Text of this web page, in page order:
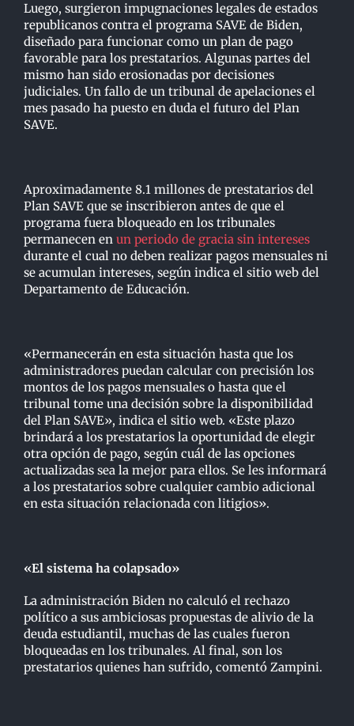
Luego, surgieron impugnaciones legales de estados
republicanos contra el programa SAVE de Biden,
diseñado para funcionar como un plan de pago
favorable para los prestatarios. Algunas partes del
mismo han sido erosionadas por decisiones
judiciales. Un fallo de un tribunal de apelaciones el
mes pasado ha puesto en duda el futuro del Plan
SAVE.
Aproximadamente 8.1 millones de prestatarios del
Plan SAVE que se inscribieron antes de que el
programa fuera bloqueado en los tribunales
permanecen en un periodo de gracia sin intereses
durante el cual no deben realizar pagos mensuales ni
se acumulan intereses, según indica el sitio web del
Departamento de Educación.
«Permanecerán en esta situación hasta que los
administradores puedan calcular con precisión los
montos de los pagos mensuales o hasta que el
tribunal tome una decisión sobre la disponibilidad
del Plan SAVE», indica el sitio web. «Este plazo
brindará a los prestatarios la oportunidad de elegir
otra opción de pago, según cuál de las opciones
actualizadas sea la mejor para ellos. Se les informará
a los prestatarios sobre cualquier cambio adicional
en esta situación relacionada con litigios».
«El sistema ha colapsado»
La administración Biden no calculó el rechazo
político a sus ambiciosas propuestas de alivio de la
deuda estudiantil, muchas de las cuales fueron
bloqueadas en los tribunales. Al final, son los
prestatarios quienes han sufrido, comentó Zampini.